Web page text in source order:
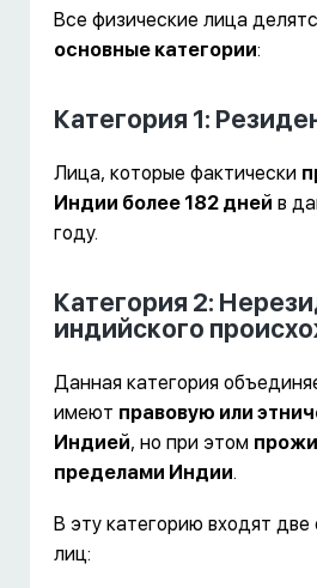
Все физические лица
основные категории:
Категория 1:
Лица, которые фактически
Индии более 182 дней в
году.
Категория 2:
индийского
Данная категория
имеют правовую или
Индией, но при этом
пределами Индии.
В эту категорию входят две
лиц: